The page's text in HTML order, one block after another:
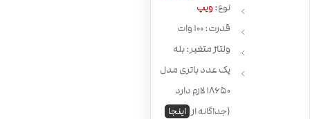
نوع: ویپ
قدرت: 100 وات
ولتاژ متغیر: بله
یک عدد باتری مدل
18650 لازم دارد
(جداگانه از اینجا